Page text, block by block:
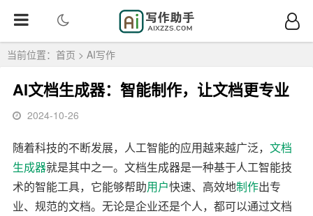
当前位置： 首页 > AI写作
AI文档生成器：智能制作，让文档更专业
2024-10-26
随着科技的不断发展，人工智能的应用越来越广泛， 文档
生成器就是其中之一。文档生成器是一种基于人工智能技
术的智能工具，它能够帮助用户快速、高效地制作出专
业、规范的文档。无论是企业还是个人，都可以通过文档